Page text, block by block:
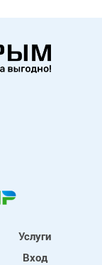
Услуги
Вход